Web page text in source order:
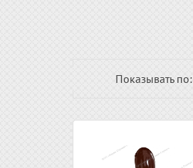
Показывать по: